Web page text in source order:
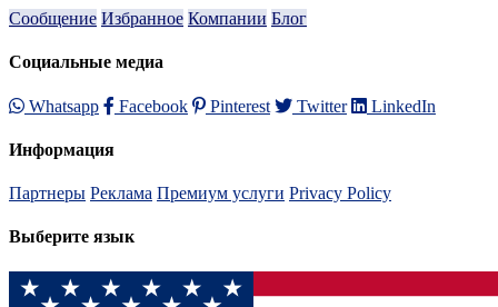
Сообщение Избранное Компании Блог
Социальные медиа
Whatsapp Facebook Pinterest Twitter LinkedIn
Информация
Партнеры Реклама Премиум услуги Privacy Policy
Выберите язык